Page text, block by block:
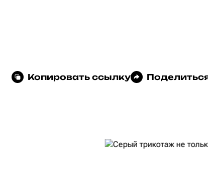
Копировать ссылку